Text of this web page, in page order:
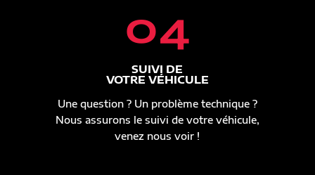
04
SUIVI DE
VOTRE VÉHICULE
Une question ? Un problème technique ?
Nous assurons le suivi de votre véhicule,
venez nous voir !